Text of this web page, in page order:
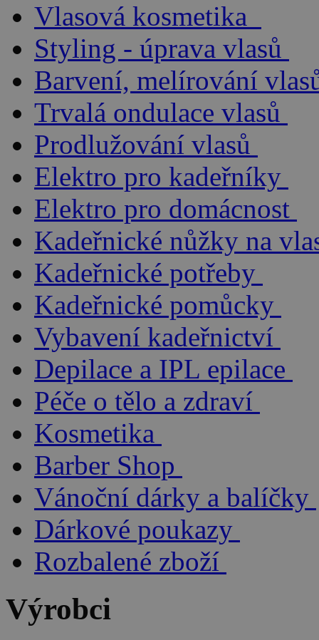
Vlasová kosmetika
Styling - úprava vlasů
Barvení, melírování
Trvalá ondulace vlasů
Prodlužování vlasů
Elektro pro kadeřníky
Elektro pro domácnost
Kadeřnické nůžky na
Kadeřnické potřeby
Kadeřnické pomůcky
Vybavení kadeřnictví
Depilace a IPL epilace
Péče o tělo a zdraví
Kosmetika
Barber Shop
Vánoční dárky a balíčky
Dárkové poukazy
Rozbalené zboží
Výrobci